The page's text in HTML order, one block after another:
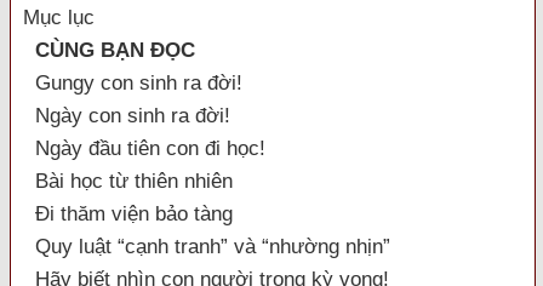
Mục lục
CÙNG BẠN ĐỌC
Gungy con sinh ra đời!
Ngày con sinh ra đời!
Ngày đầu tiên con đi học!
Bài học từ thiên nhiên
Đi thăm viện bảo tàng
Quy luật “cạnh tranh” và “nhường nhịn”
Hãy biết nhìn con người trong kỳ vọng!